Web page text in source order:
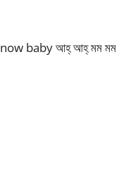
now baby আহ্ আহ্ মম মম